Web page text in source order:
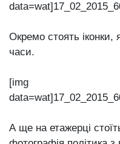
Окремо стоять іконки,
часи.
[img
А ще на етажерці